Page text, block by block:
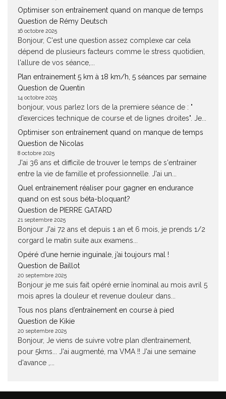
Optimiser son entraînement quand on manque de temps
Question de Rémy Deutsch
16 octobre 2025
Bonjour, C'est une question assez complexe car cela
dépend de plusieurs facteurs comme le stress quotidien,
l'allure de vos séance,...
Plan entrainement 5 km à 18 km/h, 5 séances par semaine
Question de Quentin
14 octobre 2025
bonjour, vous parlez lors de la premiere séance de : "
d’exercices technique de course et de lignes droites". Je...
Optimiser son entraînement quand on manque de temps
Question de Nicolas
8 octobre 2025
J'ai 36 ans et difficile de trouver le temps de s'entrainer
entre la vie de famille et professionnelle. J'ai un...
Quel entrainement réaliser pour gagner en endurance
quand on est sous béta-bloquant?
Question de PIERRE GATARD
21 septembre 2025
Bonjour J'ai 72 ans et depuis 1 an et 6 mois, je prends 1/2
corgard le matin suite aux examens...
Opéré d’une hernie inguinale, j’ai toujours mal !
Question de Baillot
20 septembre 2025
Bonjour je me suis fait opéré ernie înominal au mois avril 5
mois apres la douleur et revenue douleur dans...
Tous nos plans d’entraînement en course à pied
Question de Kikie
20 septembre 2025
Bonjour, Je viens de suivre votre plan d!entrainement,
pour 5kms... J'ai augmenté, ma VMA !! J'ai une semaine
d'avance ,...